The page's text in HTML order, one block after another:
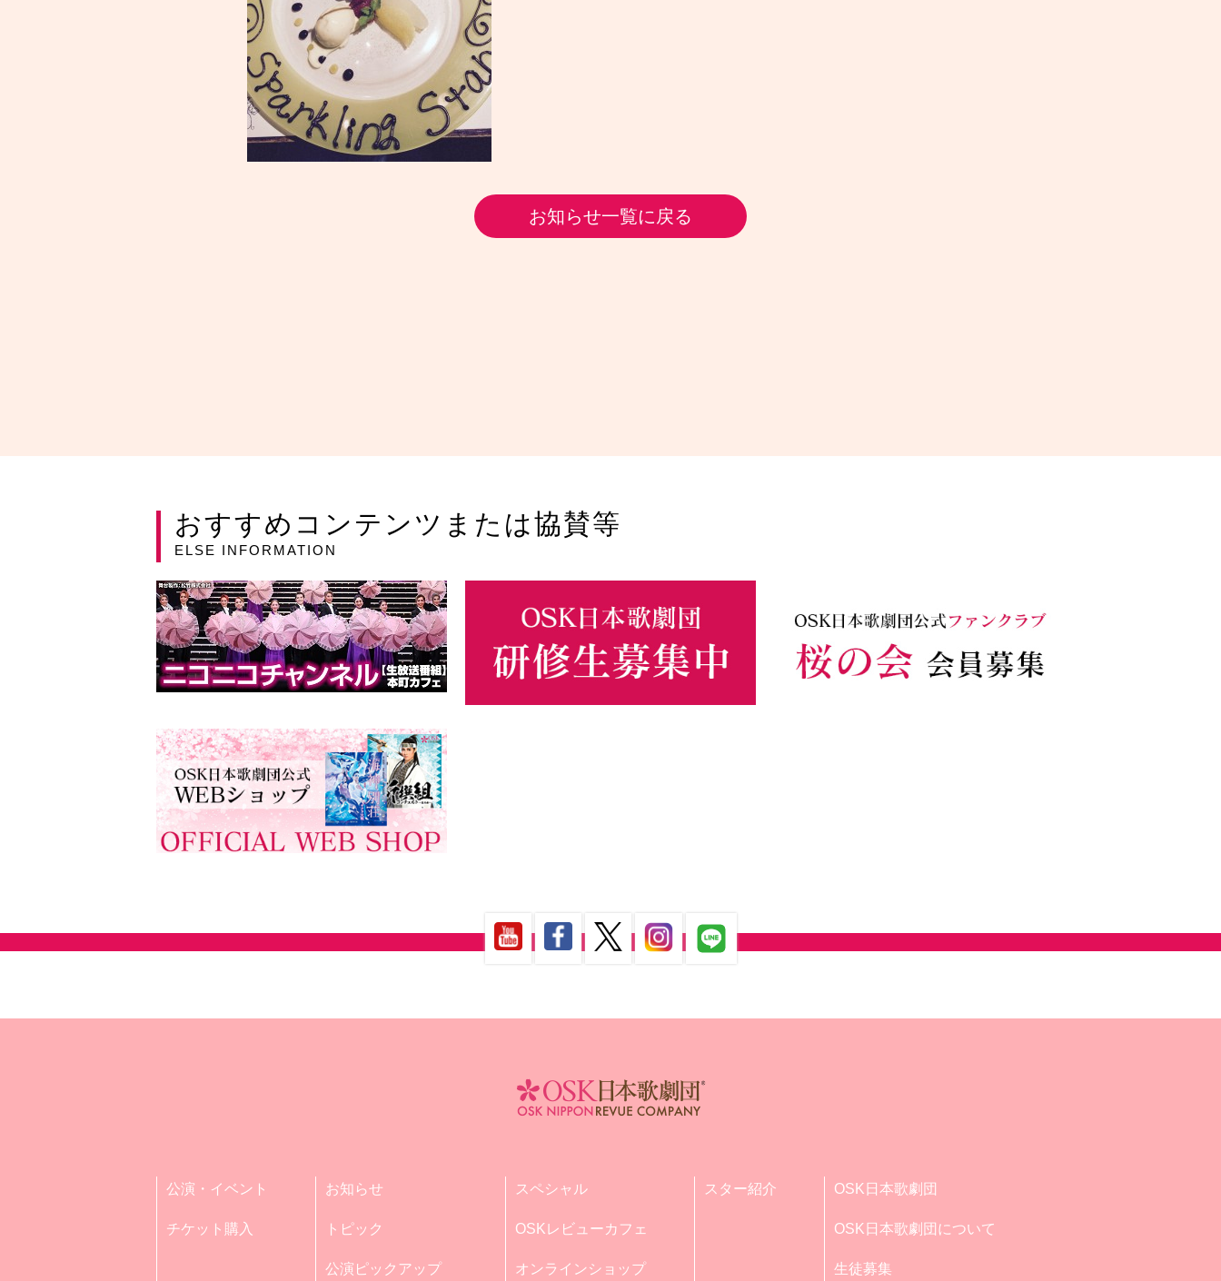
お知らせ一覧に戻る
おすすめコンテンツまたは協賛等
ELSE INFORMATION
公演・イベント
チケット購入
お知らせ
トピック
公演ピックアップ
スペシャル
OSKレビューカフェ
オンラインショップ
スター紹介 OSK日本歌劇団
OSK日本歌劇団について
生徒募集